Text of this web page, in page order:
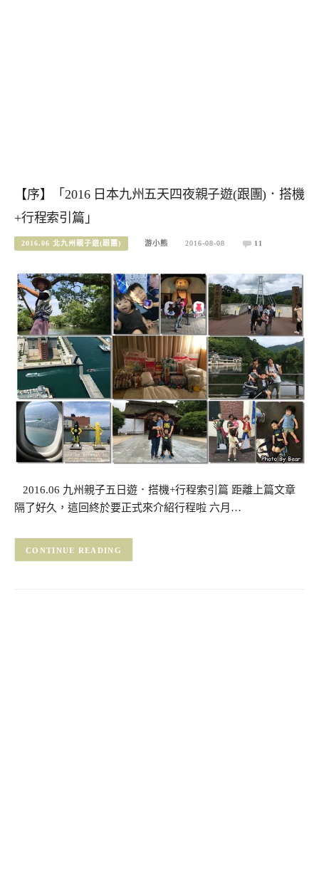
【序】「2016 日本九州五天四夜親子遊(跟團)．搭機
+行程索引篇」
2016.06 北九州親子遊(跟團) 游小熊 2016-08-08 11
2016.06 九州親子五日遊．搭機+行程索引篇 距離上篇文章
隔了好久，這回終於要正式來介紹行程啦 六月…
CONTINUE READING